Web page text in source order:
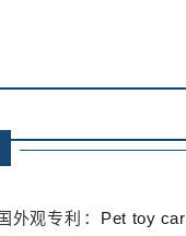
外观专利： Pet toy car